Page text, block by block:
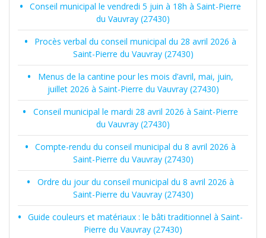
Conseil municipal le vendredi 5 juin à 18h à Saint-Pierre
du Vauvray (27430)
Procès verbal du conseil municipal du 28 avril 2026 à
Saint-Pierre du Vauvray (27430)
Menus de la cantine pour les mois d’avril, mai, juin,
juillet 2026 à Saint-Pierre du Vauvray (27430)
Conseil municipal le mardi 28 avril 2026 à Saint-Pierre
du Vauvray (27430)
Compte-rendu du conseil municipal du 8 avril 2026 à
Saint-Pierre du Vauvray (27430)
Ordre du jour du conseil municipal du 8 avril 2026 à
Saint-Pierre du Vauvray (27430)
Guide couleurs et matériaux : le bâti traditionnel à Saint-
Pierre du Vauvray (27430)